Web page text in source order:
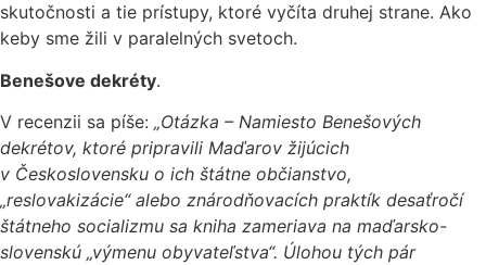
skutočnosti a tie prístupy, ktoré vyčíta druhej strane. Ako
keby sme žili v paralelných svetoch.
Benešove dekréty.
V recenzii sa píše: „Otázka – Namiesto Benešových
dekrétov, ktoré pripravili Maďarov žijúcich
v Československu o ich štátne občianstvo,
„reslovakizácie“ alebo znárodňovacích praktík desaťročí
štátneho socializmu sa kniha zameriava na maďarsko-
slovenskú „výmenu obyvateľstva“. Úlohou tých pár